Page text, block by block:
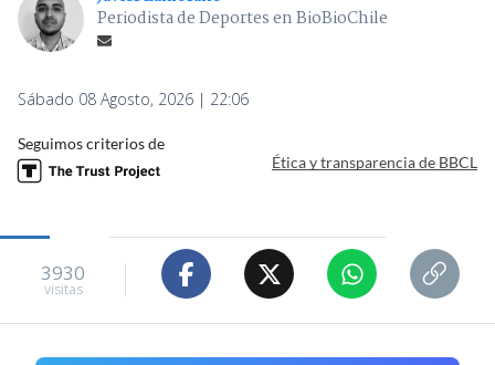
Periodista de Deportes en BioBioChile
Sábado 08 Agosto, 2026 | 22:06
Seguimos criterios de
Ética y transparencia de BBCL
3930
visitas